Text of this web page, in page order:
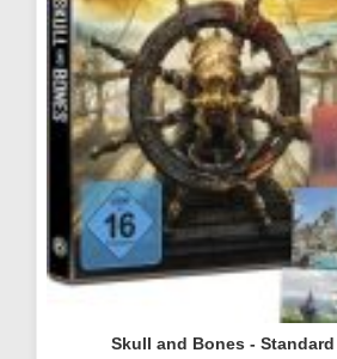
Skull and Bones -